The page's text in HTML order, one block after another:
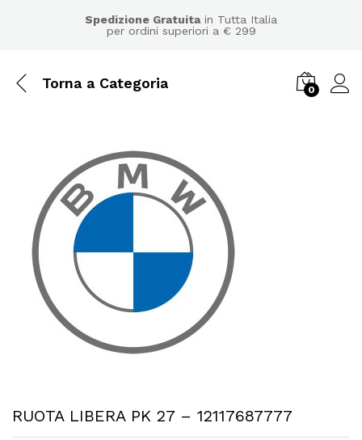
Spedizione Gratuitain Tutta Italia
per ordini superiori a € 299
Torna a Categoria 0
RUOTA LIBERA PK 27 – 12117687777